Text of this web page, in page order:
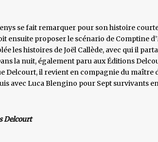
se fait remarquer pour son histoire
ensuite proposer le scénario de Comptine
les histoires de Joël Callède, avec qui il
la nuit, également paru aux Éditions
Delcourt, il revient en compagnie du maître
avec Luca Blengino pour Sept survivants en
Delcourt